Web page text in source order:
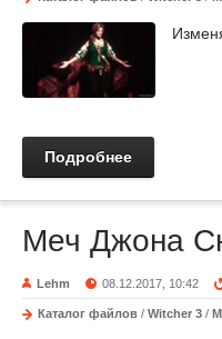
Подробнее
Меч Джона
Lehm 08.12.2017, 10:42
Каталог файлов / Witcher 3 /